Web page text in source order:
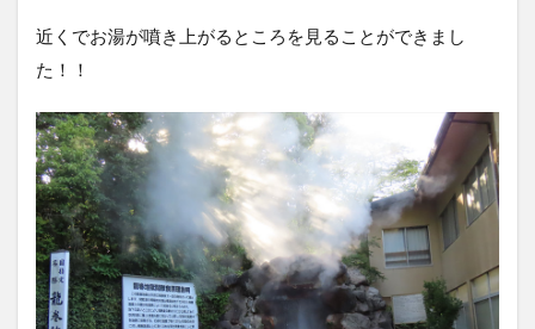
近くでお湯が噴き上がるところを見ることができまし
た！！